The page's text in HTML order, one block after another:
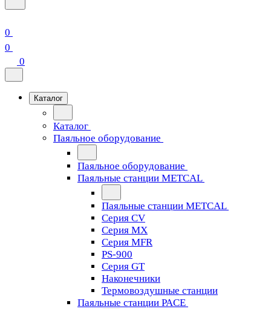
0
0
0
Каталог
Каталог
Паяльное оборудование
Паяльное оборудование
Паяльные станции METCAL
Паяльные станции METCAL
Серия CV
Серия MX
Серия MFR
PS-900
Серия GT
Наконечники
Термовоздушные станции
Паяльные станции PACE